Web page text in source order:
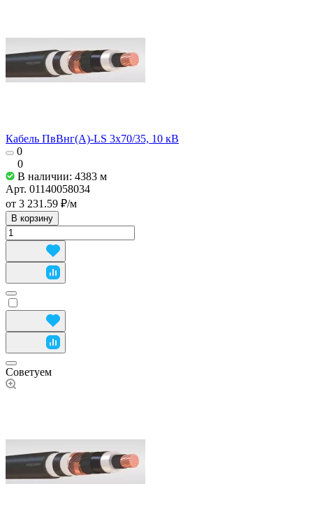
Кабель ПвВнг(А)-LS 3х70/35, 10 кВ
0
0
В наличии: 4383 м
Арт. 01140058034
от 3 231.59 ₽/м
В корзину
Советуем